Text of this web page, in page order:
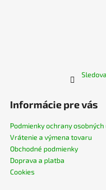
Informácie pre vás
Podmienky ochrany
Vrátenie a výmena tovaru
Obchodné podmienky
Doprava a platba
Cookies